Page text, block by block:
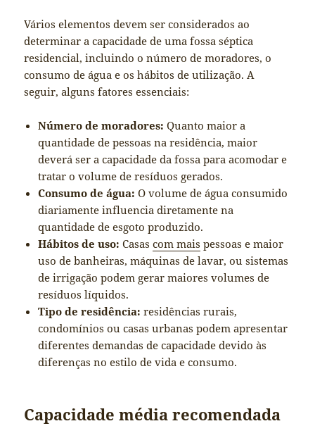
Vários elementos devem ser considerados ao
determinar a capacidade de uma fossa séptica
residencial, incluindo o número de moradores, o
consumo de água e os hábitos de utilização. A
seguir, alguns fatores essenciais:
Número de moradores: Quanto maior a
quantidade de pessoas na residência, maior
deverá ser a capacidade da fossa para acomodar e
tratar o volume de resíduos gerados.
Consumo de água: O volume de água consumido
diariamente influencia diretamente na
quantidade de esgoto produzido.
Hábitos de uso: Casascom mais pessoas e maior
uso de banheiras, máquinas de lavar, ou sistemas
de irrigação podem gerar maiores volumes de
resíduos líquidos.
Tipo de residência: residências rurais,
condomínios ou casas urbanas podem apresentar
diferentes demandas de capacidade devido às
diferenças no estilo de vida e consumo.
Capacidade média recomendada